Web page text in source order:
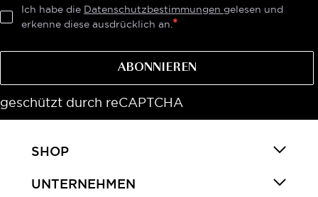
Ich habe die Datenschutzbestimmungen gelesen und
erkenne diese ausdrücklich an.
ABONNIEREN
geschützt durch reCAPTCHA
SHOP
UNTERNEHMEN